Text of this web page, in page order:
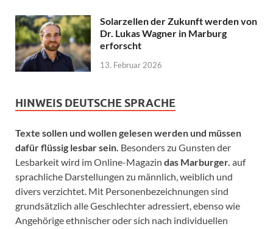
Solarzellen der Zukunft werden von
Dr. Lukas Wagner in Marburg
erforscht
13. Februar 2026
HINWEIS DEUTSCHE SPRACHE
Texte sollen und wollen gelesen werden und müssen
dafür flüssig lesbar sein. Besonders zu Gunsten der
Lesbarkeit wird im Online-Magazin das Marburger. auf
sprachliche Darstellungen zu männlich, weiblich und
divers verzichtet. Mit Personenbezeichnungen sind
grundsätzlich alle Geschlechter adressiert, ebenso wie
Angehörige ethnischer oder sich nach individuellen